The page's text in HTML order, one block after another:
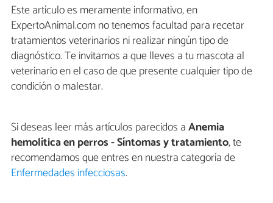
Este artículo es meramente informativo, en
ExpertoAnimal.com no tenemos facultad para recetar
tratamientos veterinarios ni realizar ningún tipo de
diagnóstico. Te invitamos a que lleves a tu mascota al
veterinario en el caso de que presente cualquier tipo de
condición o malestar.
Si deseas leer más artículos parecidos aAnemia
hemolítica en perros - Síntomas y tratamiento, te
recomendamos que entres en nuestra categoría de
Enfermedades infecciosas.